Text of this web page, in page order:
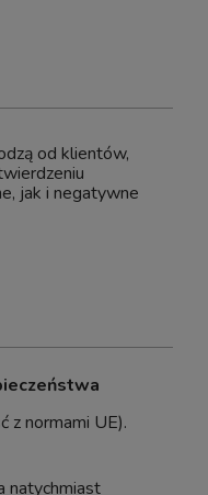
od klientów,
jak i negatywne
z normami UE).
natychmiast